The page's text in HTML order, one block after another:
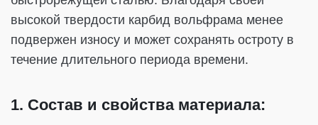
высокой твердости карбид вольфрама менее
подвержен износу и может сохранять остроту в
течение длительного периода времени.
1. Состав и свойства материала: